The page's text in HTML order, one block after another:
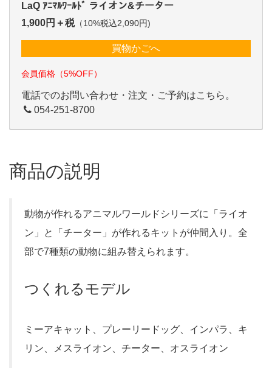
LaQ ｱﾆﾏﾙﾜｰﾙﾄﾞ ライオン&チーター
1,900円＋税（10%税込2,090円)
買物かごへ
会員価格（5%OFF）
電話でのお問い合わせ・注文・ご予約はこちら。
054-251-8700
商品の説明
動物が作れるアニマルワールドシリーズに「ライオ
ン」と「チーター」が作れるキットが仲間入り。全
部で7種類の動物に組み替えられます。
つくれるモデル
ミーアキャット、プレーリードッグ、インパラ、キ
リン、メスライオン、チーター、オスライオン